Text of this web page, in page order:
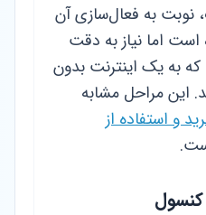
نوبت به فعال‌سازی آن
اما نیاز به دقت
به یک اینترنت بدون
مراحل مشابه
و استفاده از